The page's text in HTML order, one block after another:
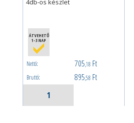
4db-os készlet
ÁTVEHETŐ
1-3 NAP
Nettó: 705,18 Ft
Bruttó: 895,58 Ft